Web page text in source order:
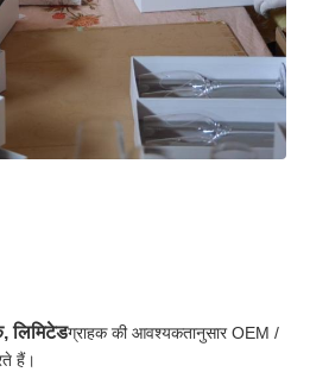
लिमिटेडग्राहक की आवश्यकतानुसार OEM /
हैं।